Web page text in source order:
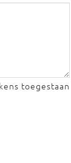
toegestaan